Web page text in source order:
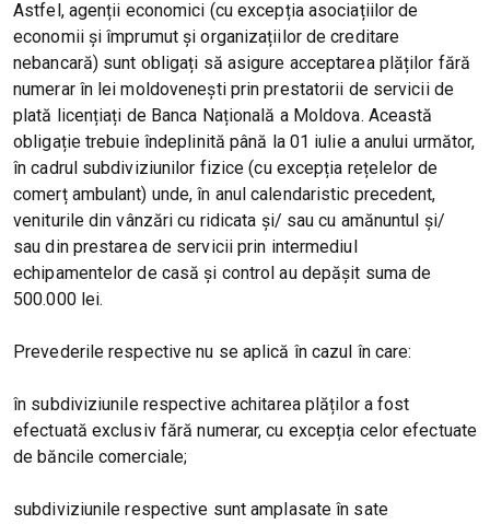
Astfel, agenții economici (cu excepția asociațiilor de
economii și împrumut și organizațiilor de creditare
nebancară) sunt obligați să asigure acceptarea plăților fără
numerar în lei moldovenești prin prestatorii de servicii de
plată licențiați de Banca Națională a Moldova. Această
obligație trebuie îndeplinită până la 01 iulie a anului următor,
în cadrul subdiviziunilor fizice (cu excepția rețelelor de
comerț ambulant) unde, în anul calendaristic precedent,
veniturile din vânzări cu ridicata și/ sau cu amănuntul și/
sau din prestarea de servicii prin intermediul
echipamentelor de casă și control au depășit suma de
500.000 lei.
Prevederile respective nu se aplică în cazul în care:
în subdiviziunile respective achitarea plăților a fost
efectuată exclusiv fără numerar, cu excepția celor efectuate
de băncile comerciale;
subdiviziunile respective sunt amplasate în sate